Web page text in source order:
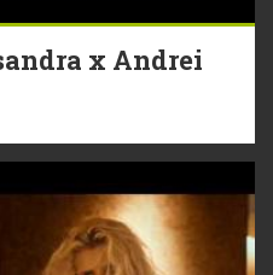
x Andrei